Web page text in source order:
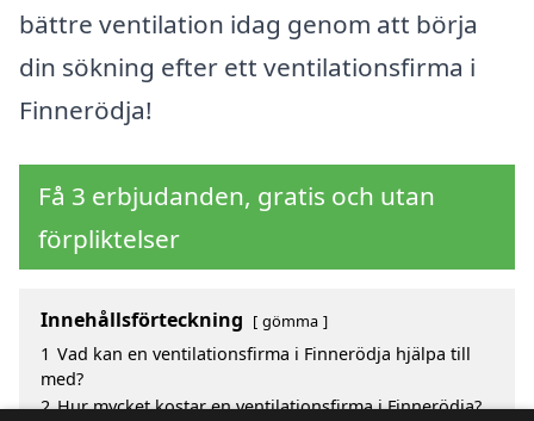
bättre ventilation idag genom att börja
din sökning efter ett ventilationsfirma i
Finnerödja!
Få 3 erbjudanden, gratis och utan
förpliktelser
Innehållsförteckning gömma
1 Vad kan en ventilationsfirma i Finnerödja hjälpa till
med?
2 Hur mycket kostar en ventilationsfirma i Finnerödja?